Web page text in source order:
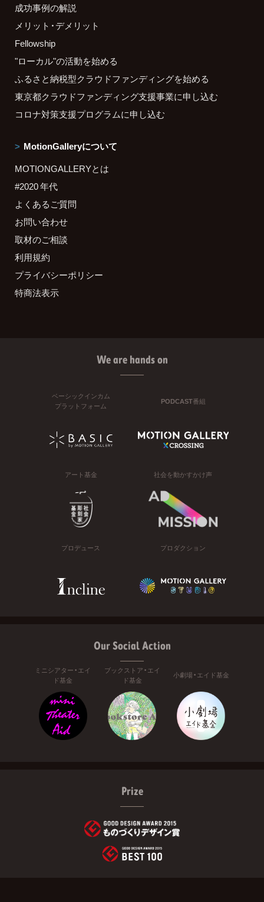
成功事例の解説
メリット・デメリット
Fellowship
"ローカル"の活動を始める
ふるさと納税型クラウドファンディングを始める
東京都クラウドファンディング支援事業に申し込む
コロナ対策支援プログラムに申し込む
MotionGalleryについて
MOTIONGALLERYとは
#2020 年代
よくあるご質問
お問い合わせ
取材のご相談
利用規約
プライバシーポリシー
特商法表示
We are hands on
ベーシックインカム
プラットフォーム
PODCAST番組
アート基金 社会を動かすかけ声
プロデュース プロダクション
Our Social Action
ミニシアター・エイ
ド基金
ブックストア・エイ
ド基金
小劇場・エイド基金
Prize